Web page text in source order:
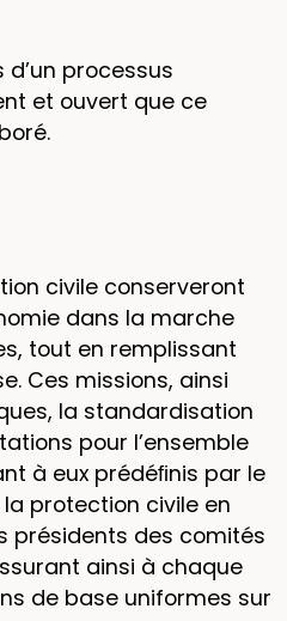
processus
et ouvert que ce
civile conserveront
dans la marche
tout en remplissant
Ces missions, ainsi
la standardisation
pour l’ensemble
à eux prédéﬁnis par le
protection civile en
présidents des comités
ainsi à chaque
de base uniformes sur